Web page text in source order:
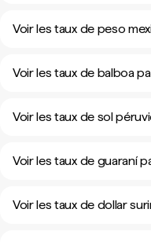
Voir les taux de peso
Voir les taux de balboa
Voir les taux de sol
Voir les taux de guaraní
Voir les taux de dollar